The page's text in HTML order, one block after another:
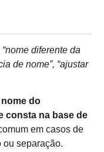
diferente da
de nome”, “ajustar
nome do
consta na base de
em casos de
ou separação.